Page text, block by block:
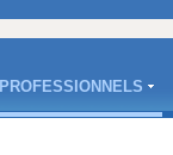
PROFESSIONNELS